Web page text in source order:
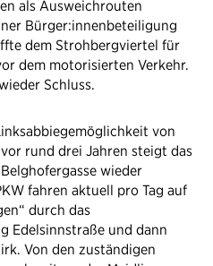
als Ausweichrouten
Bürger:innenbeteiligung
dem Strohbergviertel für
dem motorisierten Verkehr.
Schluss.
von
rund drei Jahren steigt das
wieder
fahren aktuell pro Tag auf
durch das
Edelsinnstraße und dann
Von den zuständigen